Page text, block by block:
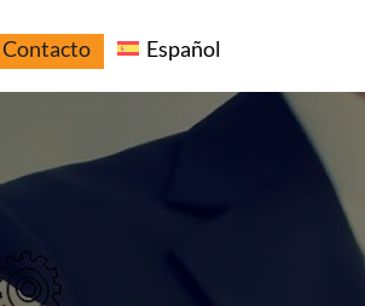
Contacto Español